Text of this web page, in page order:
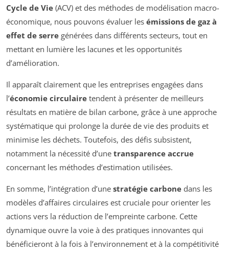
Cycle de Vie (ACV) et des méthodes de modélisation macro-
économique, nous pouvons évaluer les émissions de gaz à
effet de serre générées dans différents secteurs, tout en
mettant en lumière les lacunes et les opportunités
d’amélioration.
Il apparaît clairement que les entreprises engagées dans
l’économie circulaire tendent à présenter de meilleurs
résultats en matière de bilan carbone, grâce à une approche
systématique qui prolonge la durée de vie des produits et
minimise les déchets. Toutefois, des défis subsistent,
notamment la nécessité d’une transparence accrue
concernant les méthodes d’estimation utilisées.
En somme, l’intégration d’une stratégie carbone dans les
modèles d’affaires circulaires est cruciale pour orienter les
actions vers la réduction de l’empreinte carbone. Cette
dynamique ouvre la voie à des pratiques innovantes qui
bénéficieront à la fois à l’environnement et à la compétitivité